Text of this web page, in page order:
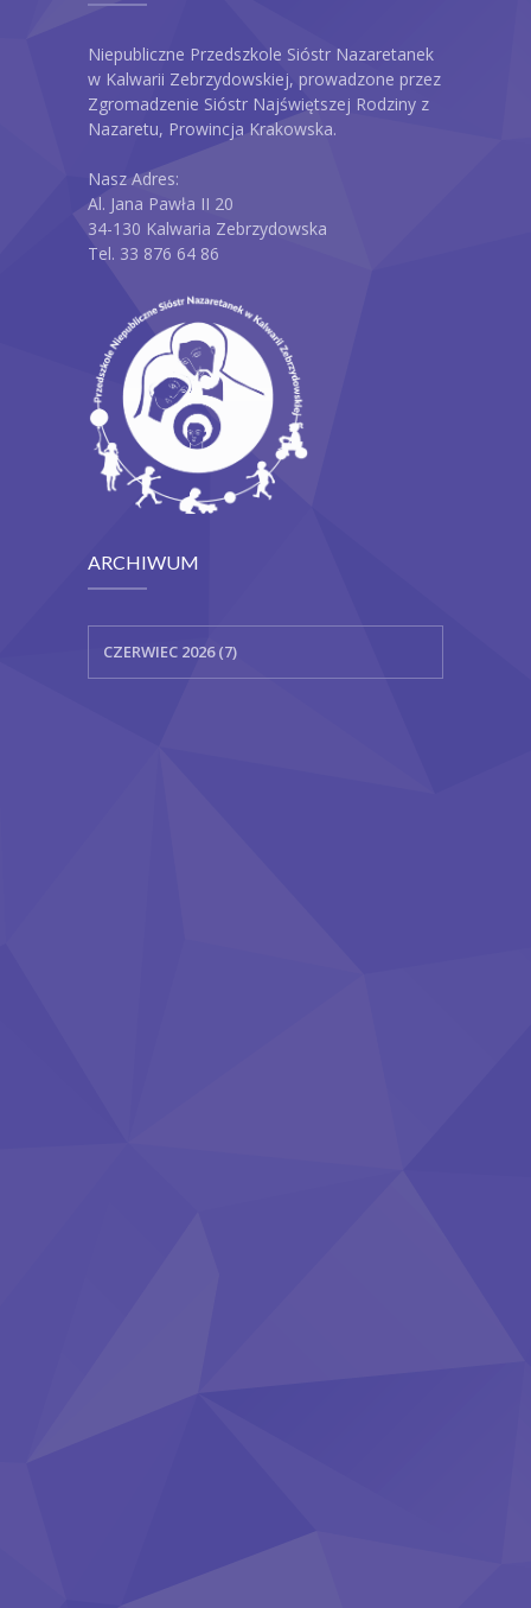
Niepubliczne Przedszkole Sióstr Nazaretanek
w Kalwarii Zebrzydowskiej, prowadzone przez
Zgromadzenie Sióstr Najświętszej Rodziny z
Nazaretu, Prowincja Krakowska.
Nasz Adres:
Al. Jana Pawła II 20
34-130 Kalwaria Zebrzydowska
Tel. 33 876 64 86
ARCHIWUM
CZERWIEC 2026 (7)